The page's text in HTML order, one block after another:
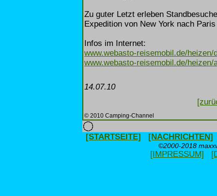
Zu guter Letzt erleben
Expedition von New York nach
Infos im Internet:
www.webasto-reisemobil.de/heizen/
www.webasto-reisemobil.de/heizen/
14.07.10
© 2010 Camping-Channel
[STARTSEITE] [NACHRICHTEN]
©2000-2018
[IMPRESSUM]